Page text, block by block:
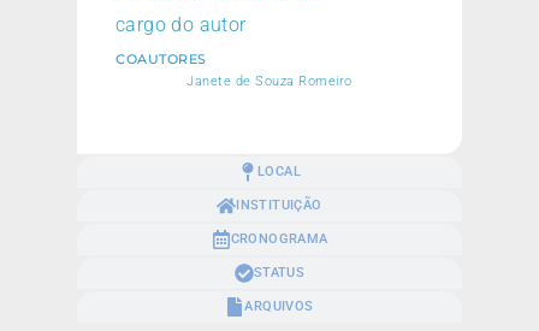
LOCAL
INSTITUIÇÃO
CRONOGRAMA
STATUS
ARQUIVOS
cargo do autor
COAUTORES
Janete de Souza Romeiro